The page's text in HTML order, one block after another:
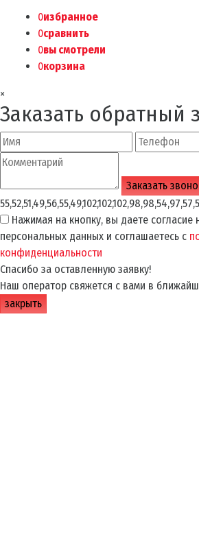
0избранное
0сравнить
0вы смотрели
0корзина
×
Заказать обратный
Нажимая на кнопку, вы даете согласие
персональных данных и соглашаетесь с
конфиденциальности
Спасибо за оставленную заявку!
Наш оператор свяжется с вами в
закрыть